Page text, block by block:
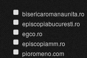
bisericaromanaunita.ro
episcopiabucuresti.ro
egco.ro
episcopiamm.ro
pioromeno.com